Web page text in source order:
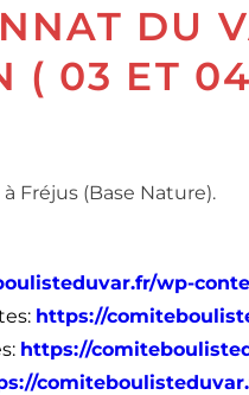
DU
( 03 ET
Fréjus (Base Nature).
wp-
https://
https://